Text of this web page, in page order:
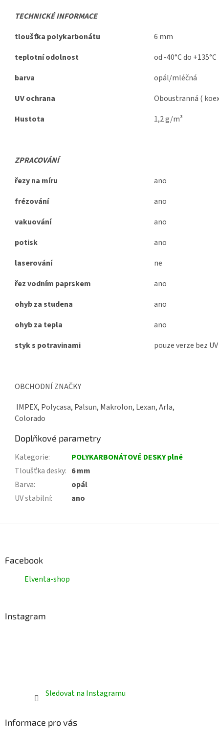
TECHNICKÉ INFORMACE
tloušťka polykarbonátu
6 mm
teplotní odolnost
od -40°C do +135°C
barva
opál/mléčná
UV ochrana
Oboustranná (
Hustota
1,2 g/m³
ZPRACOVÁNÍ
řezy na míru
ano
frézování
ano
vakuování
ano
potisk
ano
laserování
ne
řez vodním paprskem
ano
ohyb za studena
ano
ohyb za tepla
ano
styk s potravinami
pouze verze bez UV
OBCHODNÍ ZNAČKY
IMPEX, Polycasa, Palsun, Makrolon, Lexan, Arla,
Colorado
Doplňkové parametry
Kategorie:
POLYKARBONÁTOVÉ DESKY plné
Tloušťka desky: 6 mm
Barva:
opál
UV stabilní: ano
Facebook
Elventa-shop
Instagram
Sledovat na Instagramu
Informace pro vás